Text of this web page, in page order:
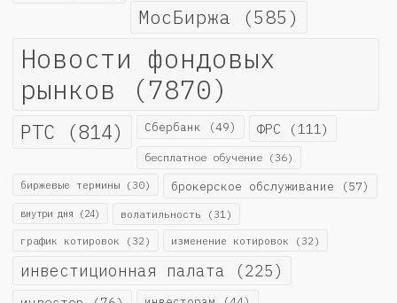
МосБиржа (585)
Новости фондовых
рынков (7870)
РТС (814) Сбербанк (49) ФРС (111)
бесплатное обучение (36)
биржевые термины (30) брокерское обслуживание (57)
внутри дня (24) волатильность (31)
график котировок (32) изменение котировок (32)
инвестиционная палата (225)